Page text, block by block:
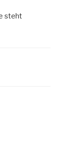
steht